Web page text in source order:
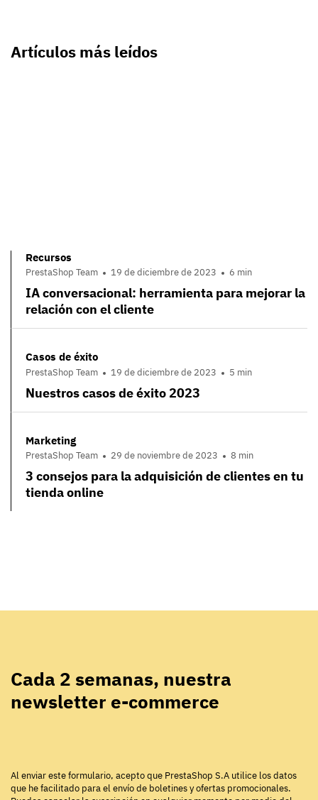
Artículos más leídos
Recursos
PrestaShop Team 19 de diciembre de 2023 6 min
IA conversacional: herramienta para mejorar la
relación con el cliente
Casos de éxito
PrestaShop Team 19 de diciembre de 2023 5 min
Nuestros casos de éxito 2023
Marketing
PrestaShop Team 29 de noviembre de 2023 8 min
3 consejos para la adquisición de clientes en tu
tienda online
Cada 2 semanas, nuestra
newsletter e-commerce
Al enviar este formulario, acepto que PrestaShop S.A utilice los datos
que he facilitado para el envío de boletines y ofertas promocionales.